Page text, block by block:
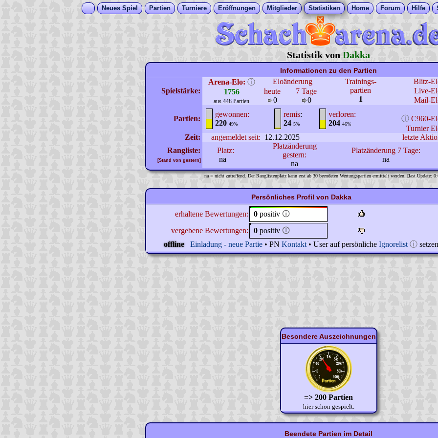
Neues Spiel Partien Turniere Eröffnungen Mitglieder Statistiken Home Forum Hilfe
Statistik von Dakka
Informationen zu den Partien
Spielstärke:
Arena-Elo: ⓘ
1756
aus 448 Partien
Eloänderung
Trainings-
partien
1
Blitz-
heute
0
7 Tage
0
Live-
Mail-
Partien:
gewonnen:
220 49%
remis:
24 5%
verloren:
204 46%
ⓘ C960-
Turnier
Zeit:
angemeldet seit: 12.12.2025
letzte
Rangliste:
[Stand von gestern]
Platz:
na
Platzänderung
gestern:
na
Platzänderung 7 Tage:
na
na = nicht zutreffend. Der Ranglistenplatz kann erst ab 30 beendeten Wertungspartien ermittelt werden. [last Update:
Persönliches Profil von Dakka
erhaltene Bewertungen: 0 positiv 🛈
vergebene Bewertungen:
0 positiv 🛈
offline
Einladung - neue Partie • PN Kontakt • User auf persönliche Ignorelist ⓘ setzen
Besondere Auszeichnungen
=> 200 Partien
hier schon gespielt.
Beendete Partien im Detail